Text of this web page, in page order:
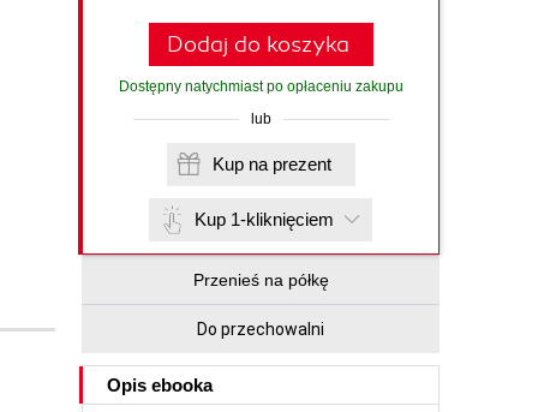
Dodaj do koszyka
Dostępny natychmiast po opłaceniu zakupu
lub
Kup na prezent
Kup 1-kliknięciem
Przenieś na półkę
Do przechowalni
Opis ebooka